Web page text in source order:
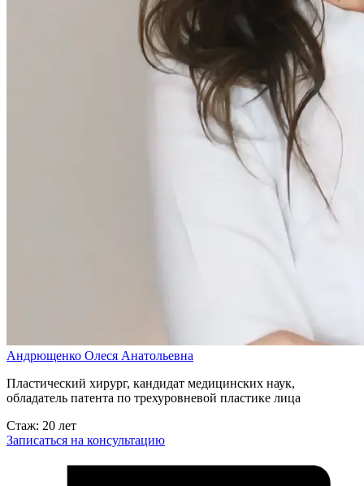
Андрющенко Олеся Анатольевна
Пластический хирург, кандидат медицинских наук,
обладатель патента по трехуровневой пластике лица
Стаж: 20 лет
Записаться на консультацию